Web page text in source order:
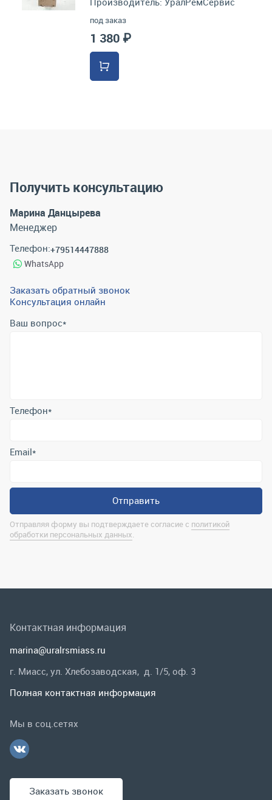
под заказ
1 380 ₽
Получить консультацию
Марина Данцырева
Менеджер
Телефон:+79514447888
WhatsApp
Заказать обратный звонок
Консультация онлайн
Ваш вопрос*
Отправляя форму вы подтверждаете согласие с
Спецпредложения
Гарантии и возврат
Контактная информация
marina@uralrsmiass.ru
Заказать звонок